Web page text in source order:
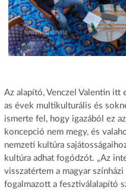
Az alapító, Venczel Valentin
as évek multikulturális és
ismerte fel, hogy igazából ez
koncepció nem megy, és
nemzeti kultúra
kultúra adhat fogódzót. „Az
visszatértem a magyar
fogalmazott a fesztiválalapító